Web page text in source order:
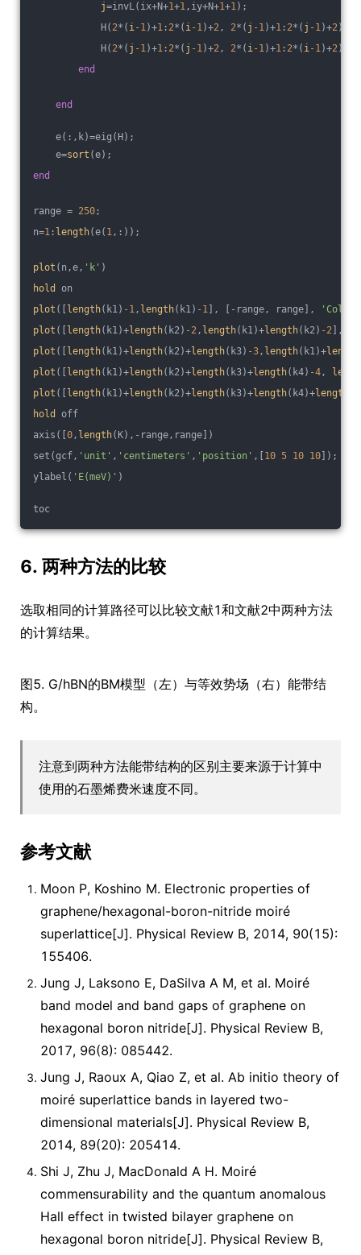
j=invL(ix+N+1+1,iy+N+1+1);
H( 2*( i-1)+1 : 2*( i-1)+2, 2*( j -1)+1 : 2*( j -1)+2
H( 2*( j -1)+1 : 2*( j -1)+2, 2*( i-1)+1 : 2*( i-1)+2
end
end
e(:,k)=eig(H);
e=sort (e);
end
range = 250;
n=1 : length(e( 1,:));
plot (n,e, 'k' )
hold
on
plot ([ length(k1) -1, length(k1) -1 ], [-range, range], 'Color'
plot ([ length(k1)+length(k2) -2, length(k1)+length(k2) -2 ],
plot ([ length(k1)+length(k2)+length(k3) -3, length(k1)+length
plot ([ length(k1)+length(k2)+length(k3)+length(k4) -4,
plot ([ length(k1)+length(k2)+length(k3)+length(k4)+length
hold
off
axis([ 0, length(K),-range,range])
set(gcf, 'unit' , 'centimeters' , 'position' ,[ 10 5 10 10 ]);
ylabel( 'E(meV)' )
toc
6. 两种方法的比较
选取相同的计算路径可以比较文献1和文献2中两种方法
的计算结果。
图5. G/hBN的BM模型（左）与等效势场（右）能带结
构。
注意到两种方法能带结构的区别主要来源于计算中
使用的石墨烯费米速度不同。
参考文献
Moon P, Koshino M. Electronic properties of
graphene/hexagonal-boron-nitride moiré
superlattice[J]. Physical Review B, 2014, 90(15):
155406.
Jung J, Laksono E, DaSilva A M, et al. Moiré
band model and band gaps of graphene on
hexagonal boron nitride[J]. Physical Review B,
2017, 96(8): 085442.
Jung J, Raoux A, Qiao Z, et al. Ab initio theory of
moiré superlattice bands in layered two-
dimensional materials[J]. Physical Review B,
2014, 89(20): 205414.
Shi J, Zhu J, MacDonald A H. Moiré
commensurability and the quantum anomalous
Hall effect in twisted bilayer graphene on
hexagonal boron nitride[J]. Physical Review B,